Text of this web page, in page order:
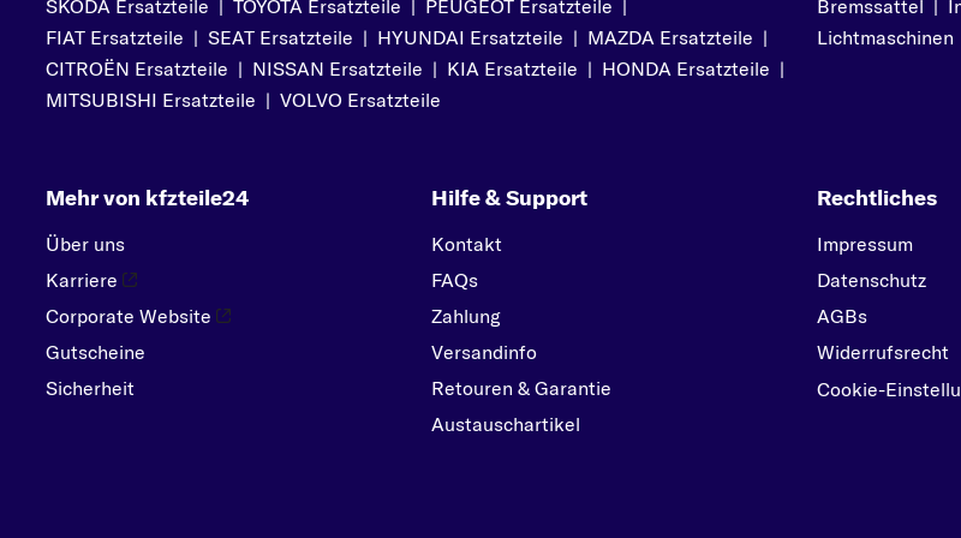
PEUGEOT
PORSCHE
R
SKODA
SMART
SUBARU
SUZUKI
TOYOTA
VECTRA
SKODA Ersatzteile | TOYOTA Ersatzteile | PEUGEOT Ersatzteile |
FIAT Ersatzteile | SEAT Ersatzteile | HYUNDAI Ersatzteile | MAZDA Ersatzteile |
CITROËN Ersatzteile | NISSAN Ersatzteile | KIA Ersatzteile | HONDA Ersatzteile |
MITSUBISHI Ersatzteile | VOLVO Ersatzteile
Bremssattel |
Lichtmaschinen
Mehr von kfzteile24
Über uns
Karriere
Corporate Website
Gutscheine
Sicherheit
Hilfe & Support
Kontakt
FAQs
Zahlung
Versandinfo
Retouren & Garantie
Austauschartikel
Rechtliches
Impressum
Datenschutz
AGBs
Widerrufsrecht
Cookie-